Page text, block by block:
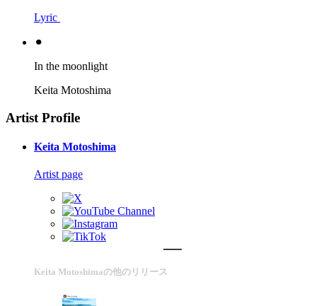
Lyric
⚫︎
In the moonlight
Keita Motoshima
Artist Profile
Keita Motoshima
Artist page
Keita Motoshimaの他のリリース